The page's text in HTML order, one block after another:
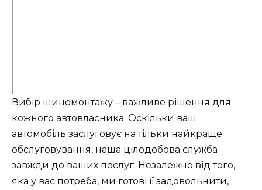
Вибір шиномонтажу – важливе рішення для
кожного автовласника. Оскільки ваш
автомобіль заслуговує на тільки найкраще
обслуговування, наша цілодобова служба
завжди до ваших послуг. Незалежно від того,
яка у вас потреба, ми готові її задовольнити,